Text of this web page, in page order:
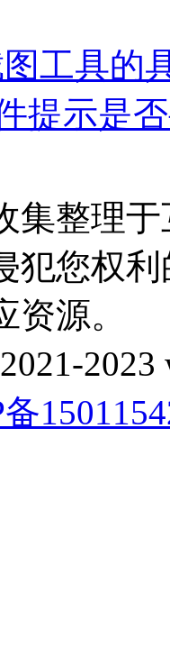
工具的
提示是
集整理
犯您权
源。
2023